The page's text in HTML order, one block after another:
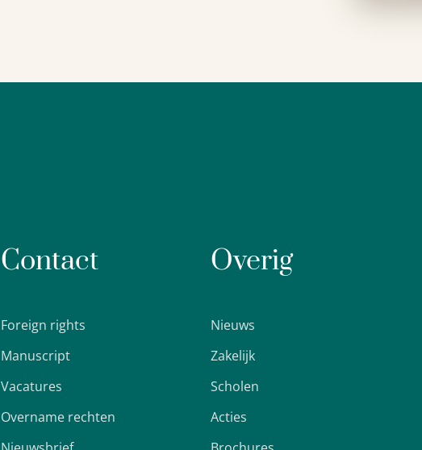
Contact
Foreign rights
Manuscript
Vacatures
Overname rechten
Overig
Nieuws
Zakelijk
Scholen
Acties